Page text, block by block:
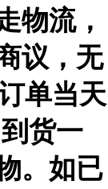
物流，
议，无
单当天
货一
。如已